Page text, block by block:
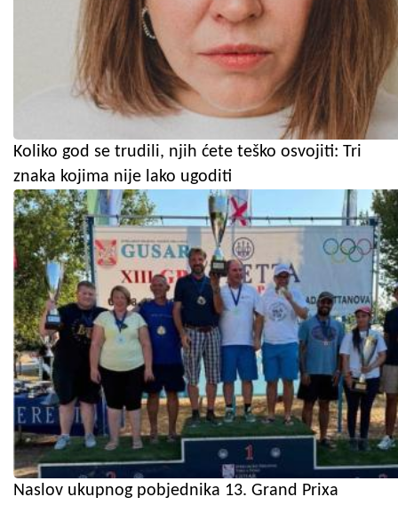
Koliko god se trudili, njih ćete teško osvojiti: Tri
znaka kojima nije lako ugoditi
Naslov ukupnog pobjednika 13. Grand Prixa